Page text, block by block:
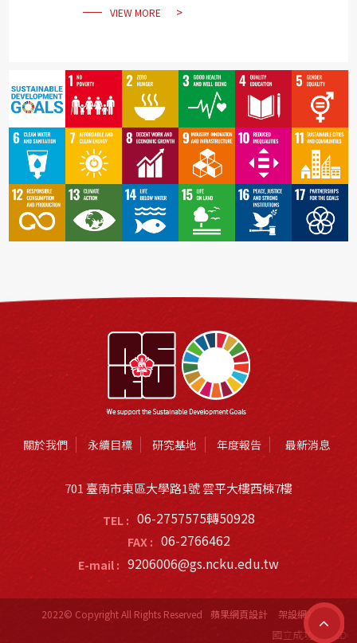
VIEW MORE
關於我們 永續目標 研究基地 年度報告 最新消息
701 臺南市東區大學路1號 雲平大樓西棟7樓
TEL : 06-2757575轉50928
FAX : 06-2766462
E-mail : 9206006@gs.ncku.edu.tw
2022© Copyright All Rights Reserved 蘋果網頁設計 架設網站
國立成功大學